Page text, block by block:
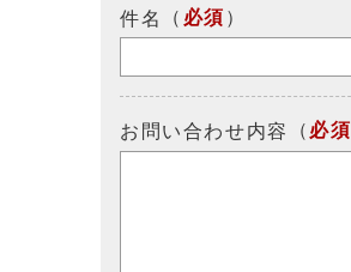
件名 （ 必須 ）
お問い合わせ内容 （ 必須